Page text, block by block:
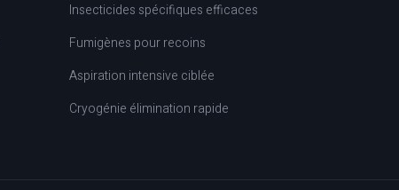
Insecticides spécifiques efficaces
Fumigènes pour recoins
Aspiration intensive ciblée
Cryogénie élimination rapide